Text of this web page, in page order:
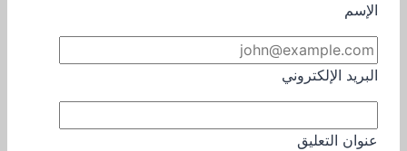
الإسم
البريد الإلكتروني
عنوان التعليق